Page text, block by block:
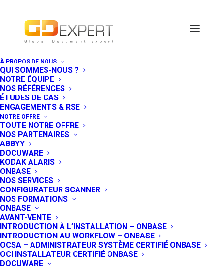
À PROPOS DE NOUS
QUI SOMMES-NOUS ?
NOTRE ÉQUIPE
NOS RÉFÉRENCES
ÉTUDES DE CAS
ENGAGEMENTS & RSE
NOTRE OFFRE
TOUTE NOTRE OFFRE
NOS PARTENAIRES
ABBYY
DOCUWARE
KODAK ALARIS
ONBASE
NOS SERVICES
CONFIGURATEUR SCANNER
NOS FORMATIONS
ONBASE
AVANT-VENTE
INTRODUCTION À L’INSTALLATION – ONBASE
INTRODUCTION AU WORKFLOW – ONBASE
OCSA – ADMINISTRATEUR SYSTÈME CERTIFIÉ ONBASE
OCI INSTALLATEUR CERTIFIÉ ONBASE
DOCUWARE
GDExpert enrichit
son offre suite à
son accord avec
DocuWare
28 AVRIL 2021
CONTENUS - ECM
Accord parfait entre GDExpert
et l’éditeur d’ECM DocuWare:
La réponse aux nouvelles attentes
des industries et PME/PMI du
Maghreb et Afrique francophone